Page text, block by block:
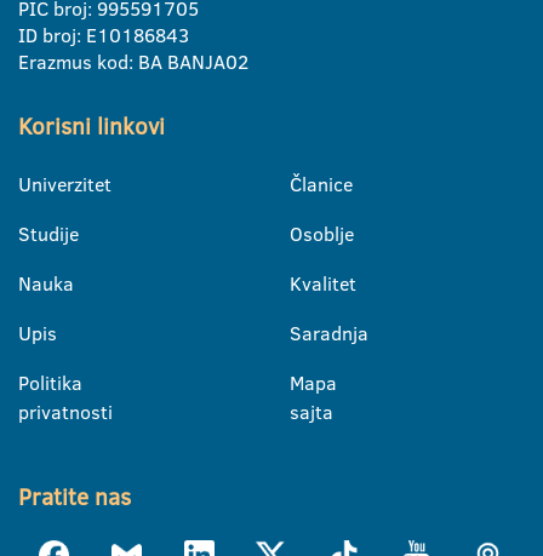
PIC broj: 995591705
ID broj: E10186843
Erazmus kod: BA BANJA02
Korisni linkovi
Univerzitet
Studije
Nauka
Upis
Politika
privatnosti
Članice
Osoblje
Kvalitet
Saradnja
Mapa
sajta
Pratite nas